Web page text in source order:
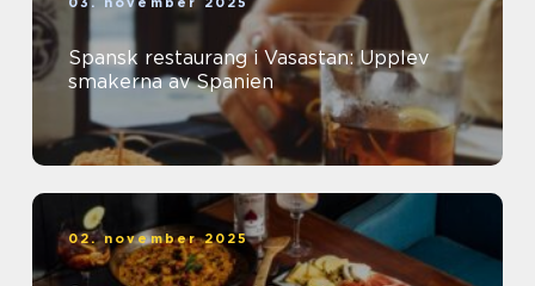
Spansk restaurang i Vasastan: Upplev
smakerna av Spanien
02. november 2025